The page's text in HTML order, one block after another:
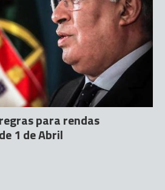
para rendas
1 de Abril